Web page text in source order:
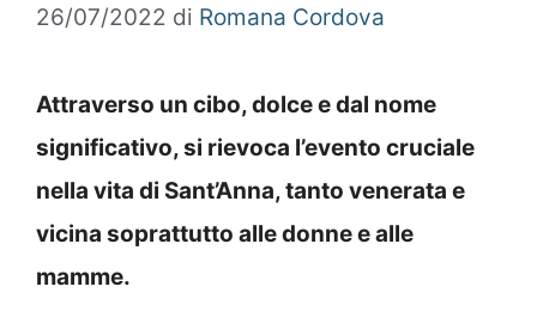
26/07/2022 di Romana Cordova
Attraverso un cibo, dolce e dal nome
significativo, si rievoca l’evento cruciale
nella vita di Sant’Anna, tanto venerata e
vicina soprattutto alle donne e alle
mamme.